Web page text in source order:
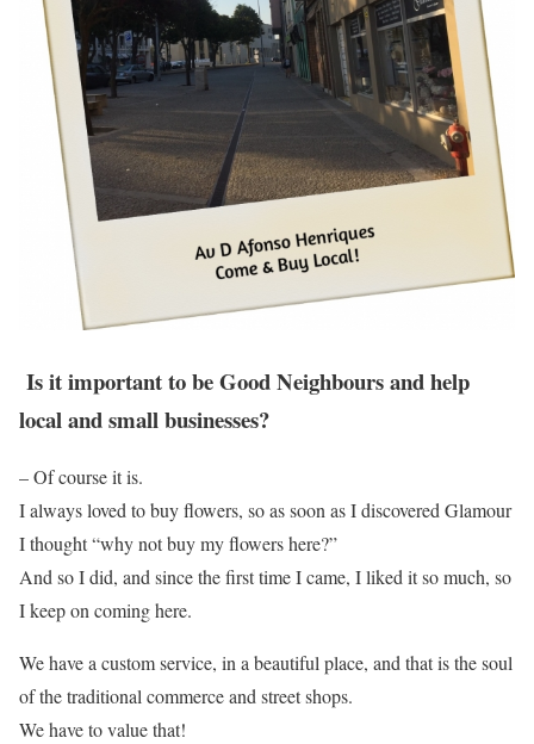
Is it important to be Good Neighbours and help
local and small businesses?
– Of course it is.
I always loved to buy flowers, so as soon as I discovered Glamour
I thought “why not buy my flowers here?”
And so I did, and since the first time I came, I liked it so much, so
I keep on coming here.
We have a custom service, in a beautiful place, and that is the soul
of the traditional commerce and street shops.
We have to value that!